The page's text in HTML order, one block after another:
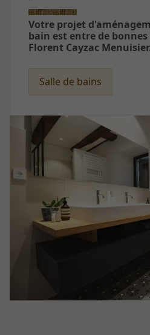
Votre projet
bain est entre de
Florent Cayzac
Salle de bains